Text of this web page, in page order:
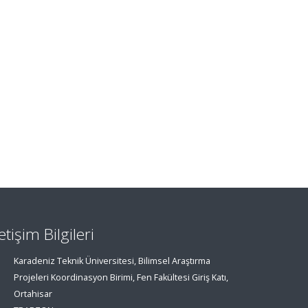
Bilgileri
Karadeniz Teknik Üniversitesi, Bilimsel Araştırma
Projeleri Koordinasyon Birimi, Fen Fakültesi Giriş Katı,
Ortahisar